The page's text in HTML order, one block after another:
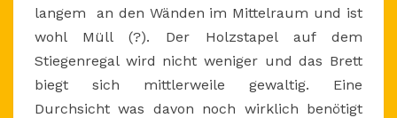
langem an den Wänden im Mittelraum und ist
wohl Müll (?). Der Holzstapel auf dem
Stiegenregal wird nicht weniger und das Brett
biegt sich mittlerweile gewaltig. Eine
Durchsicht was davon noch wirklich benötigt